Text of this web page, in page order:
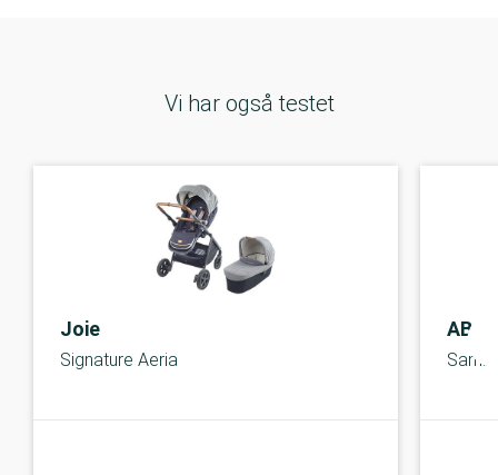
Vi har også testet
Joie
Signature Aeria
ABC